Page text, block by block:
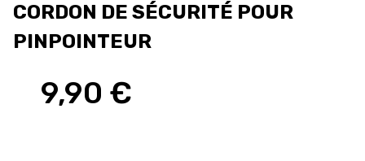
CORDON DE SÉCURITÉ POUR
PINPOINTEUR
9,90 €